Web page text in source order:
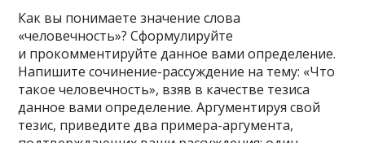
Как вы понимаете значение слова
«человечность»? Сформулируйте
и прокомментируйте данное вами определение.
Напишите сочинение-рассуждение на тему: «Что
такое человечность», взяв в качестве тезиса
данное вами определение. Аргументируя свой
тезис, приведите два примера-аргумента,